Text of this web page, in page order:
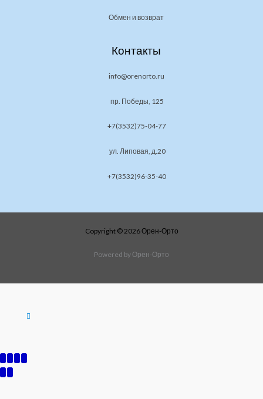
Обмен и возврат
Контакты
info@orenorto.ru
пр. Победы, 125
+7(3532)75-04-77
ул. Липовая, д.20
+7(3532)96-35-40
Copyright © 2026 Орен-Орто
Powered by Орен-Орто